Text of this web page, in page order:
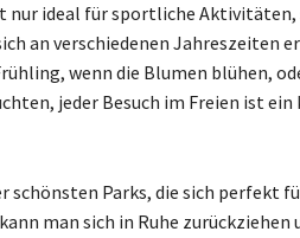
nur ideal für sportliche Aktivitäten,
an verschiedenen Jahreszeiten
wenn die Blumen blühen,
jeder Besuch im Freien ist
schönsten Parks, die sich perfekt
man sich in Ruhe zurückziehen